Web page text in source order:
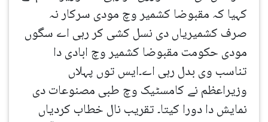
کہیا کہ مقبوضا کشمیر وچ مودی سرکار نہ
صرف کشمیریاں دی نسل کشی کر رہی اے سگوں
مودی حکومت مقبوضا کشمیر وچ ابادی دا
تناسب وی بدل رہی اے۔ایس توں پہلاں
وزیراعظم نے کامسٹیک وچ طبی مصنوعات دی
نمایش دا دورا کیتا۔ تقریب نال خطاب کردیاں